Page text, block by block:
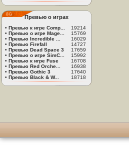
Превью о играх
• Превью к игре Comp...
19214
• Превью о игре Mage...
15769
• Превью Incredible ...
16029
• Превью Firefall
14727
• Превью Dead Space 3
17659
• Превью о игре SimC...
15992
• Превью к игре Fuse
16708
• Превью Red Orche...
16938
• Превью Gothic 3
17640
• Превью Black & W... 18718